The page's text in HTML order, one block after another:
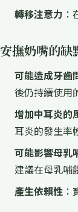
轉移注意力
安撫奶嘴的缺
可能造成牙齒
後仍持續使用
增加中耳炎的
耳炎的發生率
可能影響母乳
建議在母乳哺
產生依賴性